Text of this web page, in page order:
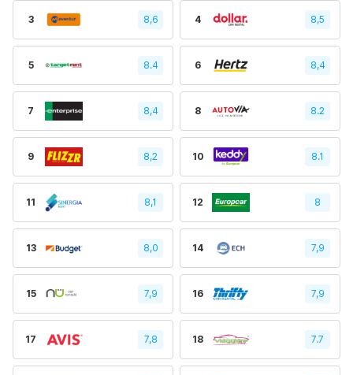
3 8,6 4 8,5
5 8.4 6 8,4
7 8,4 8 8.2
9 8,2 10 8.1
11 8,1 12 8
13 8,0 14 7,9
15 7,9 16 7,9
17 7,8 18 7.7